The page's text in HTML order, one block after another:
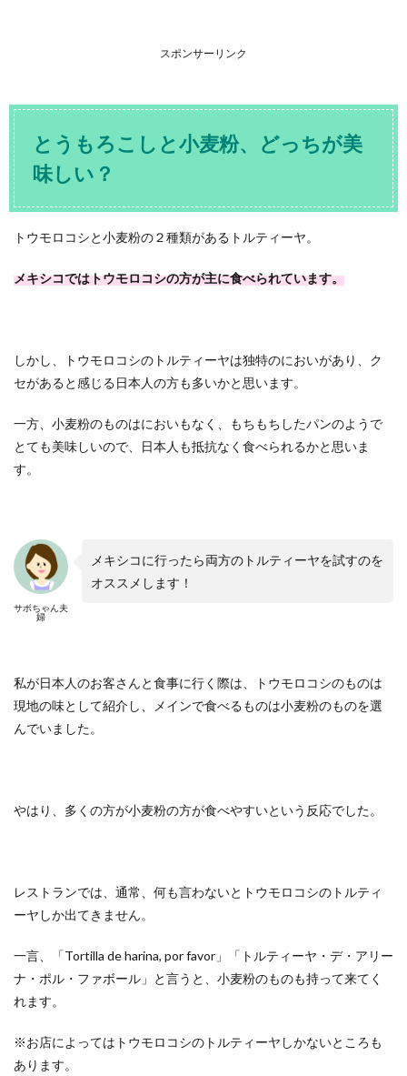
スポンサーリンク
とうもろこしと小麦粉、どっちが美
味しい？
トウモロコシと小麦粉の２種類があるトルティーヤ。
メキシコではトウモロコシの方が主に食べられています。
しかし、トウモロコシのトルティーヤは独特のにおいがあり、ク
セがあると感じる日本人の方も多いかと思います。
一方、小麦粉のものはにおいもなく、もちもちしたパンのようで
とても美味しいので、日本人も抵抗なく食べられるかと思いま
す。
サボちゃん夫
婦
メキシコに行ったら両方のトルティーヤを試すのを
オススメします！
私が日本人のお客さんと食事に行く際は、トウモロコシのものは
現地の味として紹介し、メインで食べるものは小麦粉のものを選
んでいました。
やはり、多くの方が小麦粉の方が食べやすいという反応でした。
レストランでは、通常、何も言わないとトウモロコシのトルティ
ーヤしか出てきません。
一言、「Tortilla de harina, por favor」「トルティーヤ・デ・アリー
ナ・ポル・ファボール」と言うと、小麦粉のものも持って来てく
れます。
※お店によってはトウモロコシのトルティーヤしかないところも
あります。